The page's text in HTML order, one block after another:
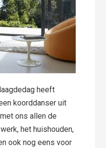
heeft
koorddanser uit
ons allen de
het huishouden,
ook nog eens voor